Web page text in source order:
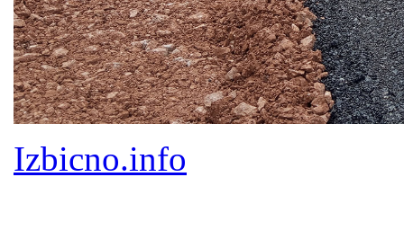
Izbicno.info